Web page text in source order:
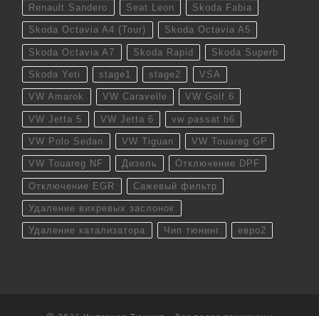
Renault Sandero Seat Leon Skoda Fabia
Skoda Octavia A4 (Tour) Skoda Octavia A5
Skoda Octavia A7 Skoda Rapid Skoda Superb
Skoda Yeti stage1 stage2 VSA
VW Amarok VW Caravelle VW Golf 6
VW Jetta 5 VW Jetta 6 vw passat b6
VW Polo Sedan VW Tiguan VW Touareg GP
VW Touareg NF Дизель Отключение DPF
Отключение EGR Сажевый фильтр
Удаление вихревых заслонок
Удаление катализатора Чип тюнинг евро2